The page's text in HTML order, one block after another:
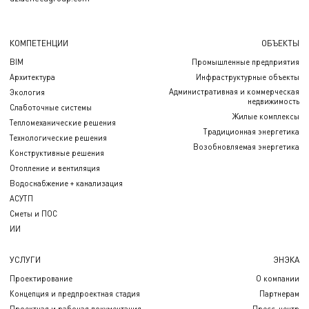
КОМПЕТЕНЦИИ
BIM
Архитектура
Экология
Слаботочные системы
Тепломеханические решения
Технологические решения
Конструктивные решения
Отопление и вентиляция
Водоснабжение + канализация
АСУТП
Сметы и ПОС
ИИ
ОБЪЕКТЫ
Промышленные предприятия
Инфраструктурные объекты
Административная и коммерческая
недвижимость
Жилые комплексы
Традиционная энергетика
Возобновляемая энергетика
УСЛУГИ
Проектирование
Концепция и предпроектная стадия
ЭНЭКА
О компании
Партнерам